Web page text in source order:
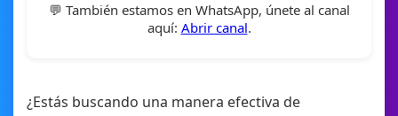
💬 También estamos en WhatsApp, únete al canal
aquí: Abrir canal.
¿Estás buscando una manera efectiva de